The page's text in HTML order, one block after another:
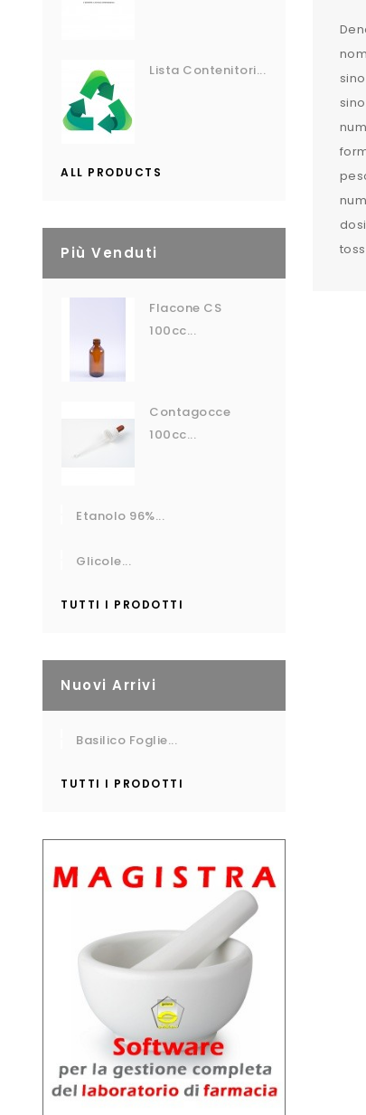
Lista Contenitori...
ALL PRODUCTS
Più Venduti
Flacone CS
100cc...
Contagocce
100cc...
Etanolo 96%...
Glicole...
TUTTI I PRODOTTI
Nuovi Arrivi
Basilico Foglie...
TUTTI I PRODOTTI